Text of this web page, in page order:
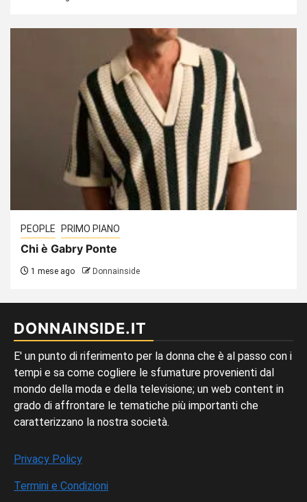
PEOPLE PRIMO PIANO
Chi è Gabry Ponte
1 mese ago Donnainside
DONNAINSIDE.IT
E' un punto di riferimento per la donna che è al passo con i
tempi e sa come cogliere le sfumature provenienti dal
mondo della moda e della televisione; un web content in
grado di affrontare le tematiche più importanti che
caratterizzano la nostra società.
Privacy Policy
Termini e Condizioni